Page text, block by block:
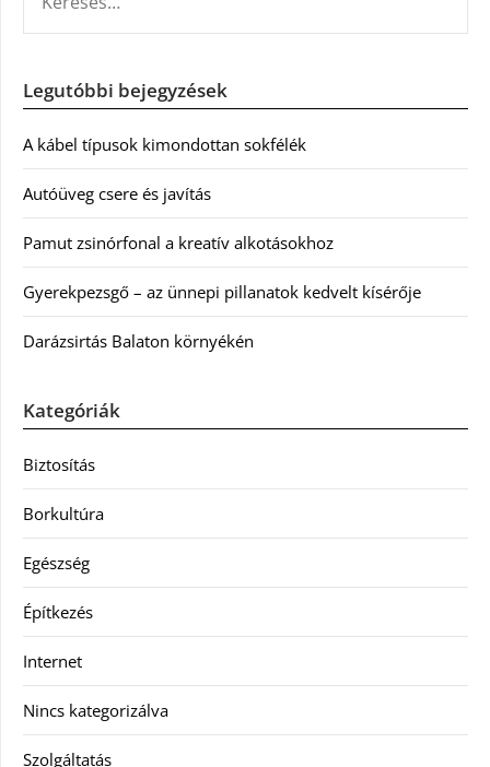
Legutóbbi bejegyzések
A kábel típusok kimondottan sokfélék
Autóüveg csere és javítás
Pamut zsinórfonal a kreatív alkotásokhoz
Gyerekpezsgő – az ünnepi pillanatok kedvelt kísérője
Darázsirtás Balaton környékén
Kategóriák
Biztosítás
Borkultúra
Egészség
Építkezés
Internet
Nincs kategorizálva
Szolgáltatás